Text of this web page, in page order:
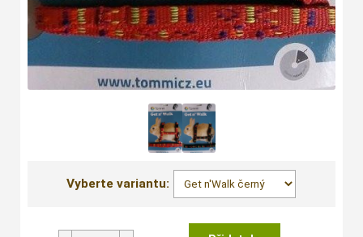
Vyberte variantu: